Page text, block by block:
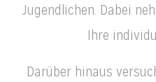
Jugendlichen. Dabei
Ihre
Darüber hinaus